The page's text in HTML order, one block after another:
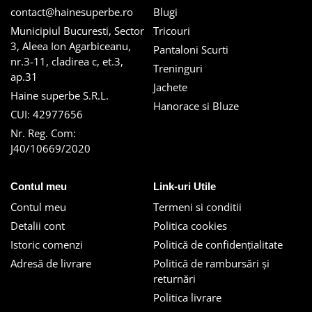
contact@hainesuperbe.ro
Municipiul Bucuresti, Sector
3, Aleea Ion Agarbiceanu,
nr.3-11, cladirea c, et.3,
ap.31
Haine superbe S.R.L.
CUI: 42977656
Nr. Reg. Com:
J40/10669/2020
Blugi
Tricouri
Pantaloni Scurti
Treninguri
Jachete
Hanorace si Bluze
Contul meu
Contul meu
Detalii cont
Istoric comenzi
Adresă de livrare
Link-uri Utile
Termeni si conditii
Politica cookies
Politică de confidențialitate
Politică de rambursări și
returnări
Politica livrare